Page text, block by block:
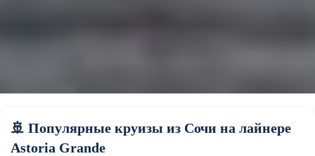
🚢 Популярные круизы из Сочи на лайнере
Astoria Grande